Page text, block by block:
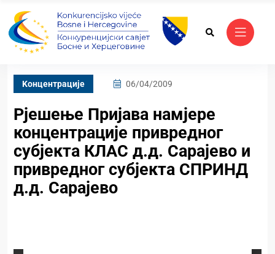
Kонцентрације 06/04/2009
Рјешење Пријава намјере
концентрације привредног
субјекта КЛАС д.д. Сарајево и
привредног субјекта СПРИНД
д.д. Сарајево